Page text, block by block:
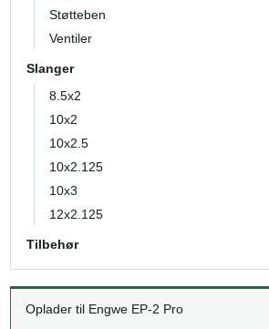
Støtteben
Ventiler
Slanger
8.5x2
10x2
10x2.5
10x2.125
10x3
12x2.125
Tilbehør
Oplader til Engwe EP-2 Pro